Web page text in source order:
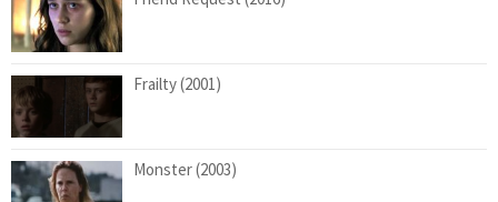
Frailty (2001)
Monster (2003)